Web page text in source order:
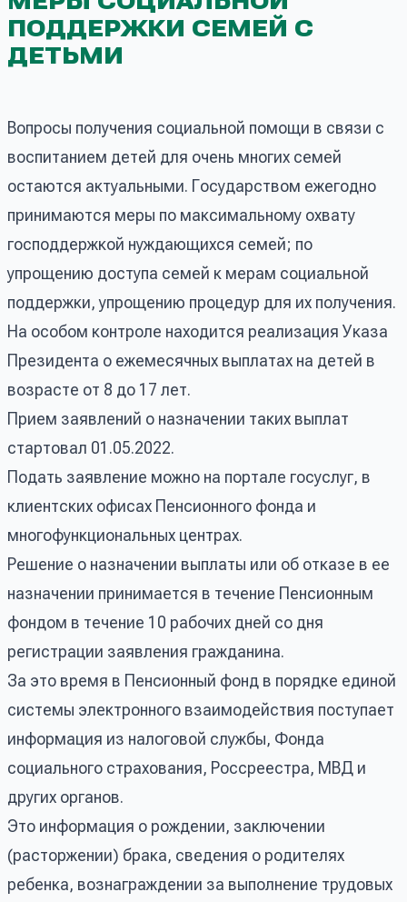
ПОДДЕРЖКИ СЕМЕЙ С
ДЕТЬМИ
Вопросы получения социальной помощи в связи с
воспитанием детей для очень многих семей
остаются актуальными. Государством ежегодно
принимаются меры по максимальному охвату
господдержкой нуждающихся семей; по
упрощению доступа семей к мерам социальной
поддержки, упрощению процедур для их получения.
На особом контроле находится реализация Указа
Президента о ежемесячных выплатах на детей в
возрасте от 8 до 17 лет.
Прием заявлений о назначении таких выплат
стартовал 01.05.2022.
Подать заявление можно на портале госуслуг, в
клиентских офисах Пенсионного фонда и
многофункциональных центрах.
Решение о назначении выплаты или об отказе в ее
назначении принимается в течение Пенсионным
фондом в течение 10 рабочих дней со дня
регистрации заявления гражданина.
За это время в Пенсионный фонд в порядке единой
системы электронного взаимодействия поступает
информация из налоговой службы, Фонда
социального страхования, Россреестра, МВД и
других органов.
Это информация о рождении, заключении
(расторжении) брака, сведения о родителях
ребенка, вознаграждении за выполнение трудовых